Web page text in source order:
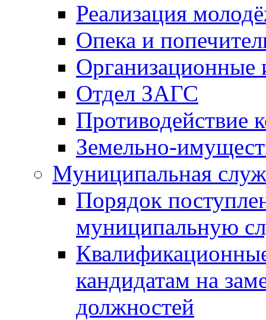
Реализация
Опека и
Отдел ЗАГС
Противодействие
Земельно-
Муниципальная
Порядок
муниципальную
кандидатам на
должностей